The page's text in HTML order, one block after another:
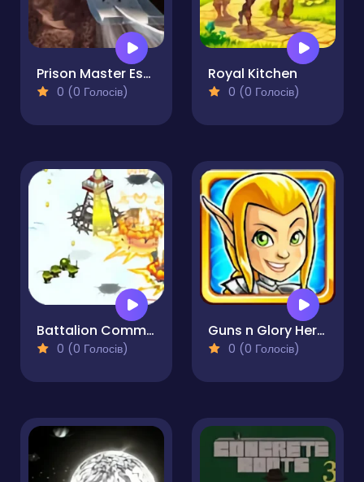
Prison Master Escape Journey
0 (0 Голосів)
Royal Kitchen
0 (0 Голосів)
Battalion Commander 2
0 (0 Голосів)
Guns n Glory Heroes
0 (0 Голосів)